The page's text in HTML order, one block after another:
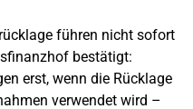
führen nicht sofort
bestätigt:
erst, wenn die Rücklage
verwendet wird –